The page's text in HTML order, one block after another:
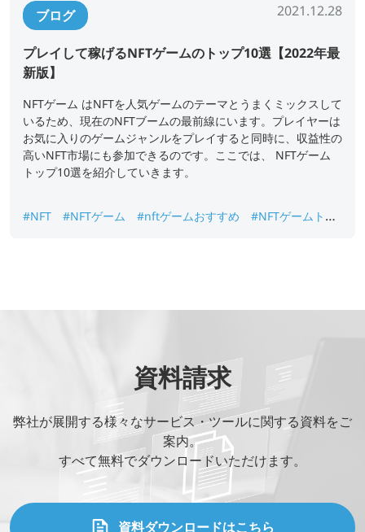
ブログ 2021.12.28
プレイして稼げるNFTゲームのトップ10選【2022年最
新版】
NFTゲーム はNFTを人気ゲームのテーマとうまくミックスして
いるため、現在のNFTブームの最前線にいます。プレイヤーは
お気に入りのゲームジャンルをプレイすると同時に、収益性の
高いNFT市場にも参加できるのです。ここでは、 NFTゲーム
トップ10選を紹介していきます。
#NFT #NFTゲーム #nftゲームおすすめ
#NFTゲームトッ
資料請求
弊社が展開する様々なサービス・ツールに関する資料をご
案内。
すべて無料でダウンロードいただけます。
資料ダウンロードはこちら